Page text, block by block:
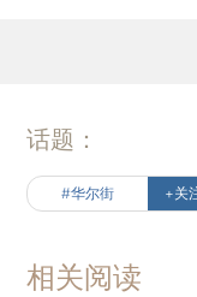
话题：
#华尔街 +关
相关阅读